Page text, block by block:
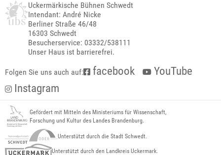
Uckermärkische Bühnen Schwedt
Intendant: André Nicke
Berliner Straße 46/48
16303 Schwedt
Besucherservice: 03332/538111
Unser Haus ist barrierefrei.
Folgen Sie uns auch auf: facebook
YouTube
Instagram
Gefördert mit Mitteln des Ministeriums für Wissenschaft,
Forschung und Kultur des Landes Brandenburg.
Unterstützt durch die Stadt Schwedt.
Unterstützt durch den Landkreis Uckermark.